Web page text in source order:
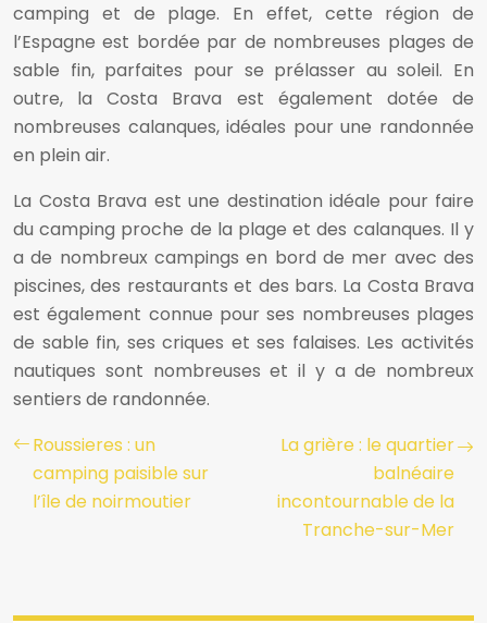
camping et de plage. En effet, cette région de
l’Espagne est bordée par de nombreuses plages de
sable fin, parfaites pour se prélasser au soleil. En
outre, la Costa Brava est également dotée de
nombreuses calanques, idéales pour une randonnée
en plein air.
La Costa Brava est une destination idéale pour faire
du camping proche de la plage et des calanques. Il y
a de nombreux campings en bord de mer avec des
piscines, des restaurants et des bars. La Costa Brava
est également connue pour ses nombreuses plages
de sable fin, ses criques et ses falaises. Les activités
nautiques sont nombreuses et il y a de nombreux
sentiers de randonnée.
Roussieres : un
camping paisible sur
l’île de noirmoutier
La grière : le quartier
balnéaire
incontournable de la
Tranche-sur-Mer